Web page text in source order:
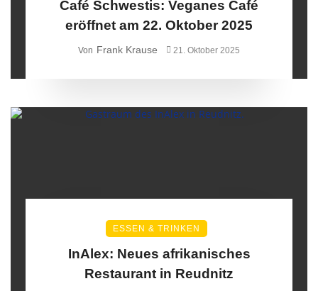
Café Schwestis: Veganes Café
eröffnet am 22. Oktober 2025
Von Frank Krause 21. Oktober 2025
ESSEN & TRINKEN
InAlex: Neues afrikanisches
Restaurant in Reudnitz